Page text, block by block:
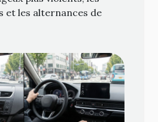
et les alternances de